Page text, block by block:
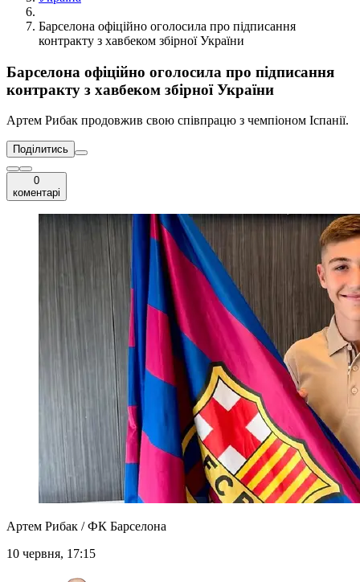
Барселона офіційно оголосила про підписання
контракту з хавбеком збірної України
Барселона офіційно оголосила про підписання
контракту з хавбеком збірної України
Артем Рибак продовжив свою співпрацю з чемпіоном Іспанії.
Поділитись
0
коментарі
Артем Рибак / ФК Барселона
10 червня, 17:15